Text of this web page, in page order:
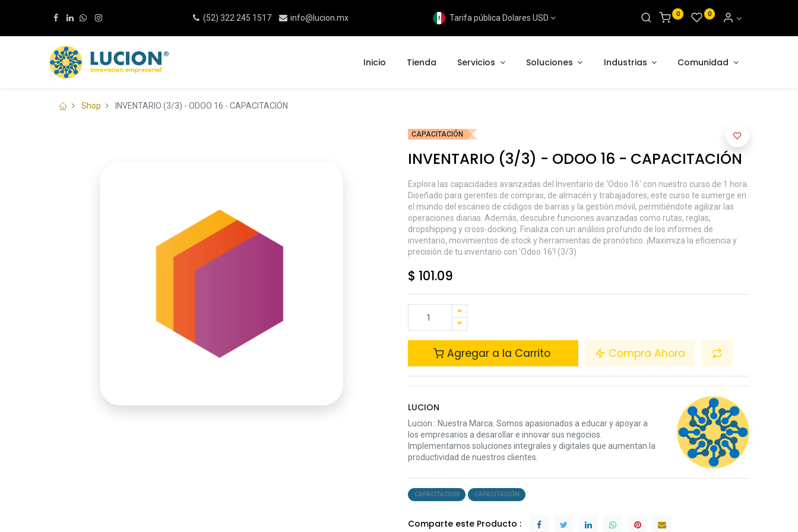
(52) 322 245 1517 info@lucion.mx Tarifa pública Dolares USD 0 0
Inicio Tienda Servicios Soluciones Industrias Comunidad
Shop INVENTARIO (3/3) - ODOO 16 - CAPACITACIÓN
CAPACITACIÓN
INVENTARIO (3/3) - ODOO 16 - CAPACITACIÓN
Explora las capacidades avanzadas del Inventario de 'Odoo 16' con nuestro curso de 1 hora.
Diseñado para gerentes de compras, de almacén y trabajadores, este curso te sumerge en
el mundo del escaneo de códigos de barras y la gestión móvil, permitiéndote agilizar las
operaciones diarias. Además, descubre funciones avanzadas como rutas, reglas,
dropshipping y cross-docking. Finaliza con un análisis profundo de los informes de
inventario, movimientos de stock y herramientas de pronóstico. ¡Maximiza la eficiencia y
precisión de tu inventario con 'Odoo 16'! (3/3)
$ 101.09
Agregar a la Carrito Compra Ahora
LUCION
Lucion : Nuestra Marca. Somos apasionados a educar y apoyar a
los empresarios a desarollar e innovar sus negocios.
Implementamos soluciones integrales y digitales que aumentan la
productividad de nuestros clientes.
CAPACITACION CAPACITACIÓN
Comparte este Producto :